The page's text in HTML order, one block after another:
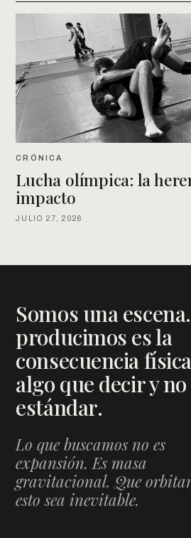
CRÓNICA
Lucha olímpica: la
impacto
JULIO 27, 2026
Somos una
producimos es la
consecuencia
algo que decir y
estándar.
Lo que buscamos no es
expansión. Es masa
gravitacional. Que
esto sea inevitable.